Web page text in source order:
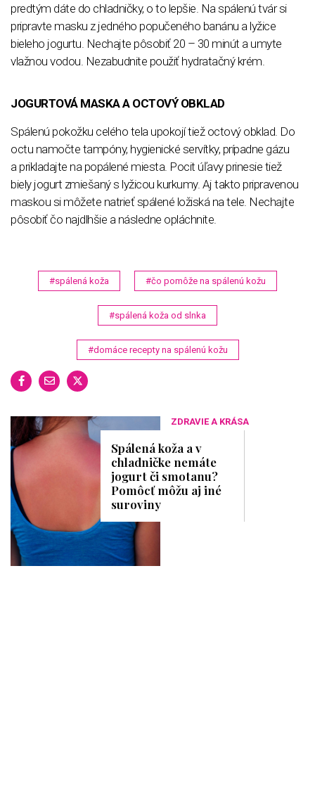
predtým dáte do chladničky, o to lepšie. Na spálenú tvár si
pripravte masku z jedného popučeného banánu a lyžice
bieleho jogurtu. Nechajte pôsobiť 20 – 30 minút a umyte
vlažnou vodou. Nezabudnite použiť hydratačný krém.
JOGURTOVÁ MASKA A OCTOVÝ OBKLAD
Spálenú pokožku celého tela upokojí tiež octový obklad. Do
octu namočte tampóny, hygienické servítky, prípadne gázu
a prikladajte na popálené miesta. Pocit úľavy prinesie tiež
biely jogurt zmiešaný s lyžicou kurkumy. Aj takto pripravenou
maskou si môžete natrieť spálené ložiská na tele. Nechajte
pôsobiť čo najdlhšie a následne opláchnite.
#spálená koža #čo pomôže na spálenú kožu
#spálená koža od slnka
#domáce recepty na spálenú kožu
ZDRAVIE A KRÁSA
Spálená koža a v
chladničke nemáte
jogurt či smotanu?
Pomôcť môžu aj iné
suroviny